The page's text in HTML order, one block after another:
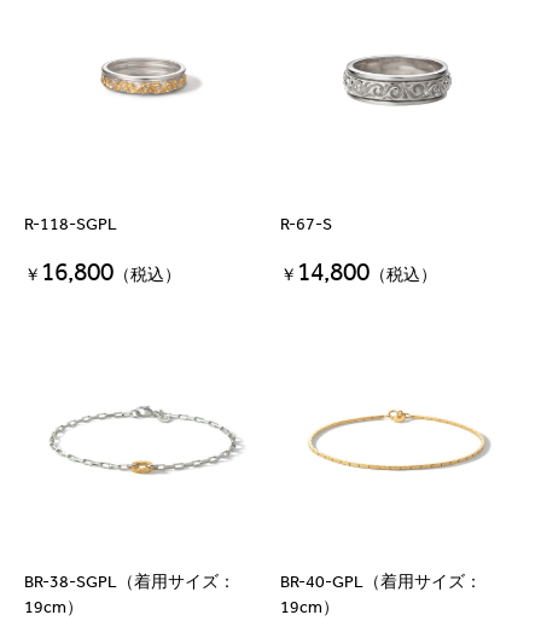
R-118-SGPL
￥ 16,800 （税込）
R-67-S
￥ 14,800 （税込）
BR-38-SGPL（着用サイズ：
19cm）
BR-40-GPL（着用サイズ：
19cm）